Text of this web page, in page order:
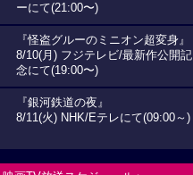
ーにて(21:00〜)
『怪盗グルーのミニオン超変身』
8/10(月) フジテレビ/最新作公開記
念にて(19:00〜)
『銀河鉄道の夜』
8/11(火) NHK/Eテレにて(09:00～)